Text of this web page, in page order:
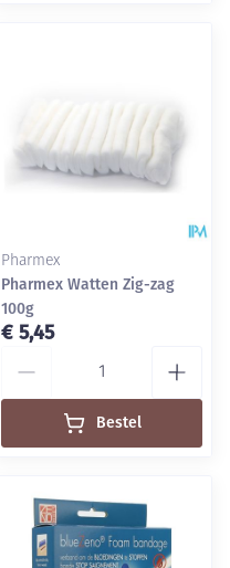
Pharmex
Pharmex Watten Zig-zag
100g
€ 5,45
Bestel